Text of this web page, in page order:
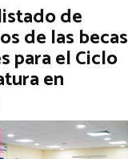
de
de las becas
para el Ciclo
en